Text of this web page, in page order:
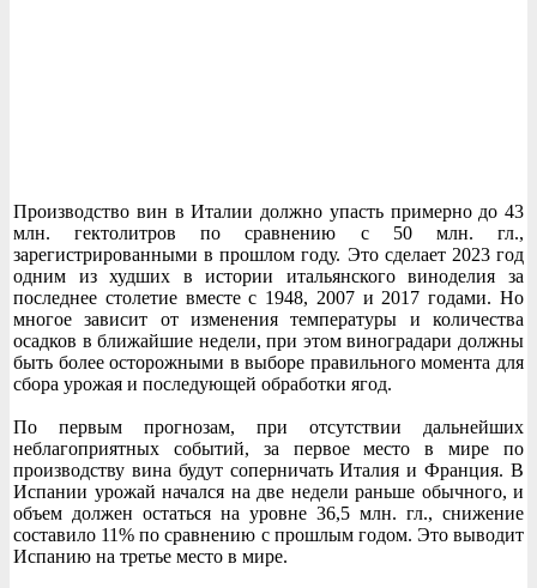
Производство вин в Италии должно упасть примерно до 43
млн. гектолитров по сравнению с 50 млн. гл.,
зарегистрированными в прошлом году. Это сделает 2023 год
одним из худших в истории итальянского виноделия за
последнее столетие вместе с 1948, 2007 и 2017 годами. Но
многое зависит от изменения температуры и количества
осадков в ближайшие недели, при этом виноградари должны
быть более осторожными в выборе правильного момента для
сбора урожая и последующей обработки ягод.
По первым прогнозам, при отсутствии дальнейших
неблагоприятных событий, за первое место в мире по
производству вина будут соперничать Италия и Франция. В
Испании урожай начался на две недели раньше обычного, и
объем должен остаться на уровне 36,5 млн. гл., снижение
составило 11% по сравнению с прошлым годом. Это выводит
Испанию на третье место в мире.